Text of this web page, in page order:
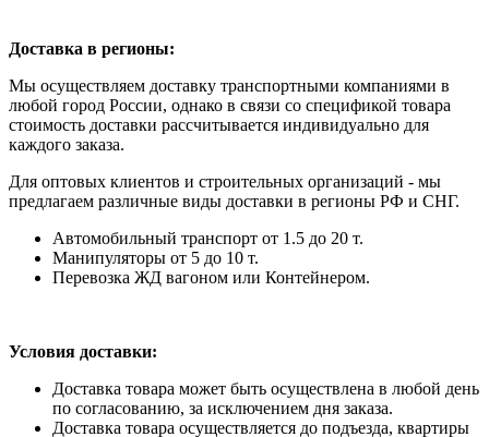
Доставка в регионы:
Мы осуществляем доставку транспортными компаниями в
любой город России, однако в связи со спецификой товара
стоимость доставки рассчитывается индивидуально для
каждого заказа.
Для оптовых клиентов и строительных организаций - мы
предлагаем различные виды доставки в регионы РФ и СНГ.
Автомобильный транспорт от 1.5 до 20 т.
Манипуляторы от 5 до 10 т.
Перевозка ЖД вагоном или Контейнером.
Условия доставки:
Доставка товара может быть осуществлена в любой день
по согласованию, за исключением дня заказа.
Доставка товара осуществляется до подъезда, квартиры